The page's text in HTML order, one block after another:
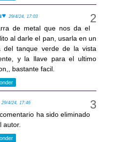
29/4/24, 17:03
de metal que nos da el
al darle el pan, usarla en un
del tanque verde de la vista
y la llave para el ultimo
bastante facil.
29/4/24, 17:46
ha sido eliminado
autor.